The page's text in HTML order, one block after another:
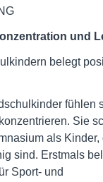
und
belegt
fühlen
Sie
als Kinder,
sind. Erstmals
Sport- und